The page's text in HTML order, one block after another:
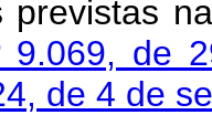
previstas
9.069, de
de 4 de